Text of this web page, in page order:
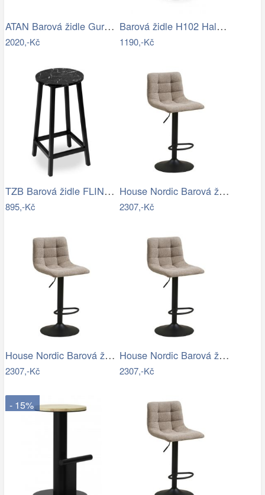
ATAN Barová židle Guru masiv buk - II…
2020,-Kč
Barová židle H102 Halmar
1190,-Kč
TZB Barová židle FLINT BLACK černý…
895,-Kč
House Nordic Barová židle MIDDELFART…
2307,-Kč
House Nordic Barová židle MIDDELFART…
2307,-Kč
House Nordic Barová židle MIDDELFART…
2307,-Kč
- 15%